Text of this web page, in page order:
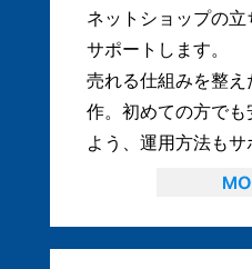
ネットショップの
サポートします。
売れる仕組みを整え
作。初めての方でも
よう、運用方法もサ